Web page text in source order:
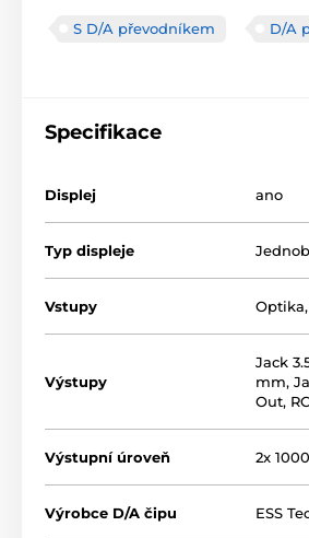
S D/A převodníkem D/A
Specifikace
Displej ano
Typ displeje
Vstupy Optika,
Výstupy
Jack
mm,
Out,
Výstupní úroveň 2x
Výrobce D/A čipu ESS